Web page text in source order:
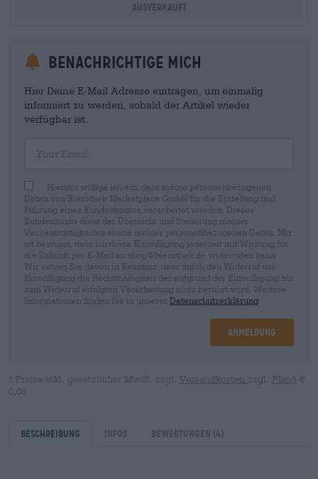
Ausverkauft
Benachrichtige mich
Hier Deine E-Mail Adresse eintragen, um einmalig
informiert zu werden, sobald der Artikel wieder
verfügbar ist.
Hiermit willige ich ein, dass meine personenbezogenen
Daten von Bierothek Marketplace GmbH für die Erstellung und
Führung eines Kundenkontos verarbeitet werden. Dieses
Kundenkonto dient der Übersicht und Steuerung meiner
Verkaufstätigkeiten sowie meiner personenbezogenen Daten. Mir
ist bewusst, dass ich diese Einwilligung jederzeit mit Wirkung für
die Zukunft per E-Mail an shop@bierothek.de widerrufen kann.
Wir setzen Sie davon in Kenntnis, dass durch den Widerruf der
Einwilligung die Rechtmäßigkeit der aufgrund der Einwilligung bis
zum Widerruf erfolgten Verarbeitung nicht berührt wird. Weitere
Informationen finden Sie in unserer Datenschutzerklärung
Anmeldung
* Preise inkl. gesetzlicher MwSt. zzgl. Versandkosten zzgl. Pfand €
0,08
Beschreibung Infos Bewertungen (4)